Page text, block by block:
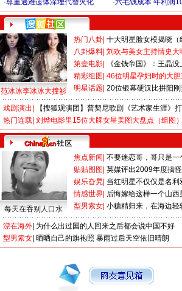
·尊重遇难遗体深埋代替火化 ·六毛钱成本 年利润
范冰冰李冰冰大撞衫
热门八卦 十大明星脸女模揭晓（
八卦爆料 刘欢与美女主持情史大
第壹电影
《金钱帝国》：王晶
精彩组图 46位明星孕妇时的大胆
明星话题 20位银幕硬汉比拼阳
戏剧演出
【搜狐观演团】普契尼歌剧《艺术家生涯》
热门连载 刘烨电影里15位大牌女星美图大盘点（组图）
每天在吞别人口水
焦点新闻 不要迷恋哥，哥只是一
贴贴图图 英媒评出2009年度搞
娱乐旮旯 当红明星不仅仅是名利
情感世界 后悔嫁给这样一个山西
型男索女 小糖精归来，在海边轻
漂在海外 为什么出过国的人回来之后都会说中国不好
型男索女 晒晒自己的旗袍照 暴雨过后天空依旧晴朗